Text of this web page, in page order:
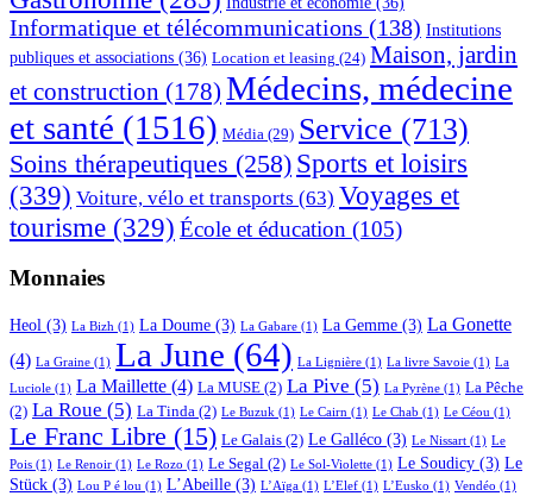
Informatique et télécommunications (138) Institutions
publiques et associations (36) Location et leasing (24) Maison, jardin
et construction (178) Médecins, médecine
et santé (1516) Média (29) Service (713)
Soins thérapeutiques (258) Sports et loisirs
(339) Voiture, vélo et transports (63) Voyages et
tourisme (329) École et éducation (105)
Monnaies
Heol (3) La Bizh (1) La Doume (3) La Gabare (1) La Gemme (3) La Gonette
(4) La Graine (1) La June (64) La Lignière (1) La livre Savoie (1) La
Luciole (1) La Maillette (4) La MUSE (2) La Pive (5) La Pyrène (1) La Pêche
(2) La Roue (5) La Tinda (2) Le Buzuk (1) Le Cairn (1) Le Chab (1) Le Céou (1)
Le Franc Libre (15) Le Galais (2) Le Galléco (3) Le Nissart (1) Le
Pois (1) Le Renoir (1) Le Rozo (1) Le Segal (2) Le Sol-Violette (1) Le Soudicy (3) Le
Stück (3) Lou P é lou (1) L’Abeille (3) L’Aïga (1) L’Elef (1) L’Eusko (1) Vendéo (1)